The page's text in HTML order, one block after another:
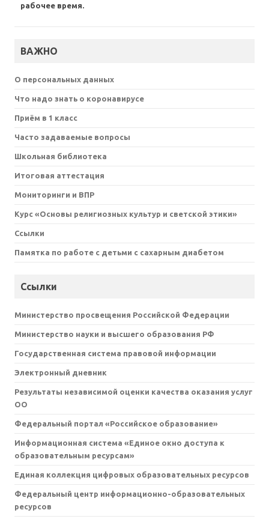
рабочее время.
ВАЖНО
О персональных данных
Что надо знать о коронавирусе
Приём в 1 класс
Часто задаваемые вопросы
Школьная библиотека
Итоговая аттестация
Мониторинги и ВПР
Курс «Основы религиозных культур и светской этики»
Ссылки
Памятка по работе с детьми с сахарным диабетом
Ссылки
Министерство просвещения Российской Федерации
Министерство науки и высшего образования РФ
Государственная система правовой информации
Электронный дневник
Результаты независимой оценки качества оказания услуг
ОО
Федеральный портал «Российское образование»
Информационная система «Единое окно доступа к
образовательным ресурсам»
Единая коллекция цифровых образовательных ресурсов
Федеральный центр информационно-образовательных
ресурсов